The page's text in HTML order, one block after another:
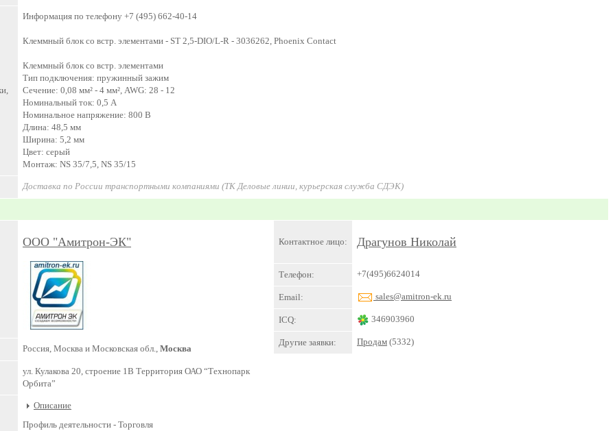
Информация по телефону +7 (495) 662-40-14
Клеммный блок со встр. элементами - ST 2,5-DIO/L-R - 3036262, Phoenix Contact
Клеммный блок со встр. элементами
Тип подключения: пружинный зажим
Сечение: 0,08 мм² - 4 мм², AWG: 28 - 12
Номинальный ток: 0,5 А
Номинальное напряжение: 800 В
Длина: 48,5 мм
Ширина: 5,2 мм
Цвет: cерый
Монтаж: NS 35/7,5, NS 35/15
Доставка по России транспортными компаниями (ТК Деловые линии, курьерская служба СДЭК)
ООО "Амитрон-ЭК"
Россия, Москва и Московская обл., Москва
ул. Кулакова 20, строение 1В Территория ОАО “Технопарк
Орбита”
Описание
Профиль деятельности - Торговля
Контактное лицо: Драгунов Николай
Телефон: +7(495)6624014
Email: sales@amitron-ek.ru
ICQ: 346903960
Другие заявки: Продам (5332)